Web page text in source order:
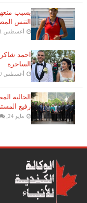
بسبب
التنس​
أغسطس 11, 2022
احمد
الساحرة
أغسطس 29, 2022
الجالية
رفيع
مايو 24, 2023